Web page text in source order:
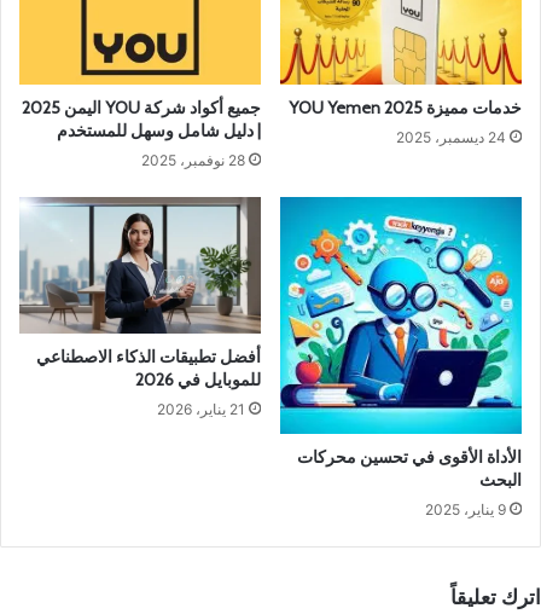
خدمات مميزة YOU Yemen 2025
24 ديسمبر، 2025
جميع أكواد شركة YOU اليمن 2025
| دليل شامل وسهل للمستخدم
28 نوفمبر، 2025
الأداة الأقوى في تحسين محركات
البحث
9 يناير، 2025
أفضل تطبيقات الذكاء الاصطناعي
للموبايل في 2026
21 يناير، 2026
اترك تعليقاً